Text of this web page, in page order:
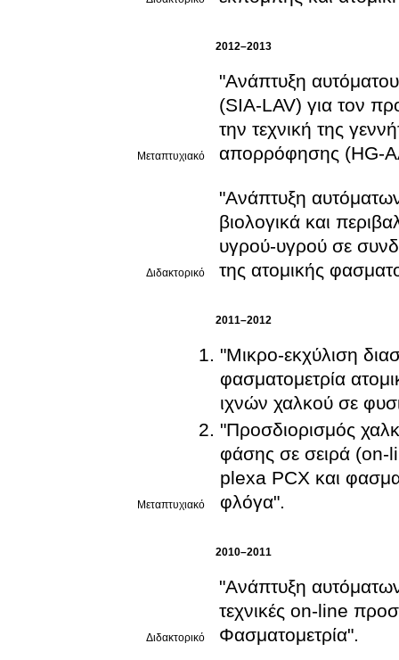
2012–2013
Μεταπτυχιακό
"Ανάπτυξη
(SIA-LAV) για τον
την τεχνική της
απορρόφησης (HG-
Διδακτορικό
"Ανάπτυξη
βιολογικά και
υγρού-υγρού σε
της ατομικής
2011–2012
Μεταπτυχιακό
"Μικρο-εκχύλιση
φασματομετρία
ιχνών χαλκού σε
"Προσδιορισμός
φάσης σε σειρά (on-
plexa PCX και
φλόγα".
2010–2011
Διδακτορικό
"Ανάπτυξη
τεχνικές on-line
Φασματομετρία".